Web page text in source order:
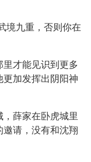
境九重，否则你在
才能见识到更多
更加发挥出阴阳神
薛家在卧虎城里
请，没有和沈翔